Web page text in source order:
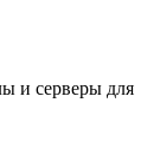
и серверы для